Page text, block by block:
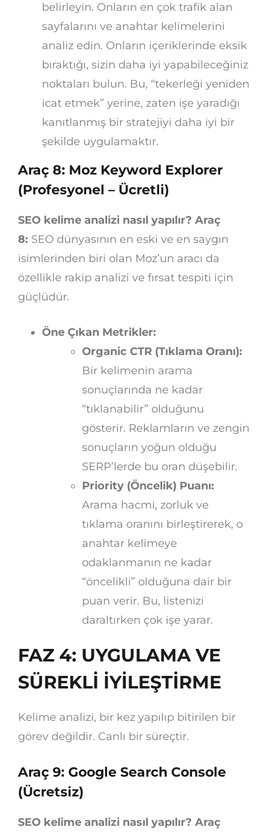
belirleyin. Onların en çok trafik alan
sayfalarını ve anahtar kelimelerini
analiz edin. Onların içeriklerinde eksik
bıraktığı, sizin daha iyi yapabileceğiniz
noktaları bulun. Bu, “tekerleği yeniden
icat etmek” yerine, zaten işe yaradığı
kanıtlanmış bir stratejiyi daha iyi bir
şekilde uygulamaktır.
Araç 8: Moz Keyword Explorer
(Profesyonel – Ücretli)
SEO kelime analizi nasıl yapılır? Araç
8: SEO dünyasının en eski ve en saygın
isimlerinden biri olan Moz’un aracı da
özellikle rakip analizi ve fırsat tespiti için
güçlüdür.
Öne Çıkan Metrikler:
Organic CTR (Tıklama Oranı):
Bir kelimenin arama
sonuçlarında ne kadar
“tıklanabilir” olduğunu
gösterir. Reklamların ve zengin
sonuçların yoğun olduğu
SERP’lerde bu oran düşebilir.
Priority (Öncelik) Puanı:
Arama hacmi, zorluk ve
tıklama oranını birleştirerek, o
anahtar kelimeye
odaklanmanın ne kadar
“öncelikli” olduğuna dair bir
puan verir. Bu, listenizi
daraltırken çok işe yarar.
FAZ 4: UYGULAMA VE
SÜREKLİ İYİLEŞTİRME
Kelime analizi, bir kez yapılıp bitirilen bir
görev değildir. Canlı bir süreçtir.
Araç 9: Google Search Console
(Ücretsiz)
SEO kelime analizi nasıl yapılır? Araç